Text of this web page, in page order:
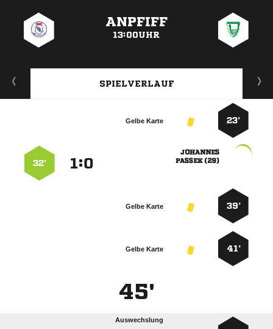
ANPFIFF
13:00UHR
SPIELVERLAUF
23’
Gelbe Karte

 
:
32’
39’
Gelbe Karte
41’
Gelbe Karte
45'
Auswechslung